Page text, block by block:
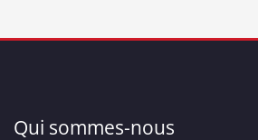
Qui sommes-nous